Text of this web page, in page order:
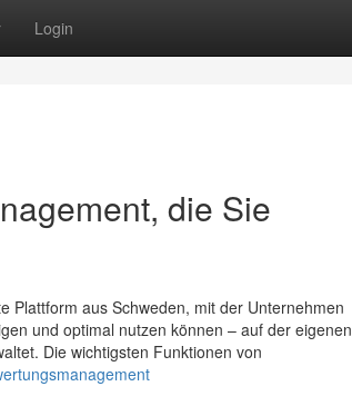
Login
die Sie
Plattform aus Schweden, mit der Unternehmen
und optimal nutzen können – auf der eigenen
Die wichtigsten Funktionen von